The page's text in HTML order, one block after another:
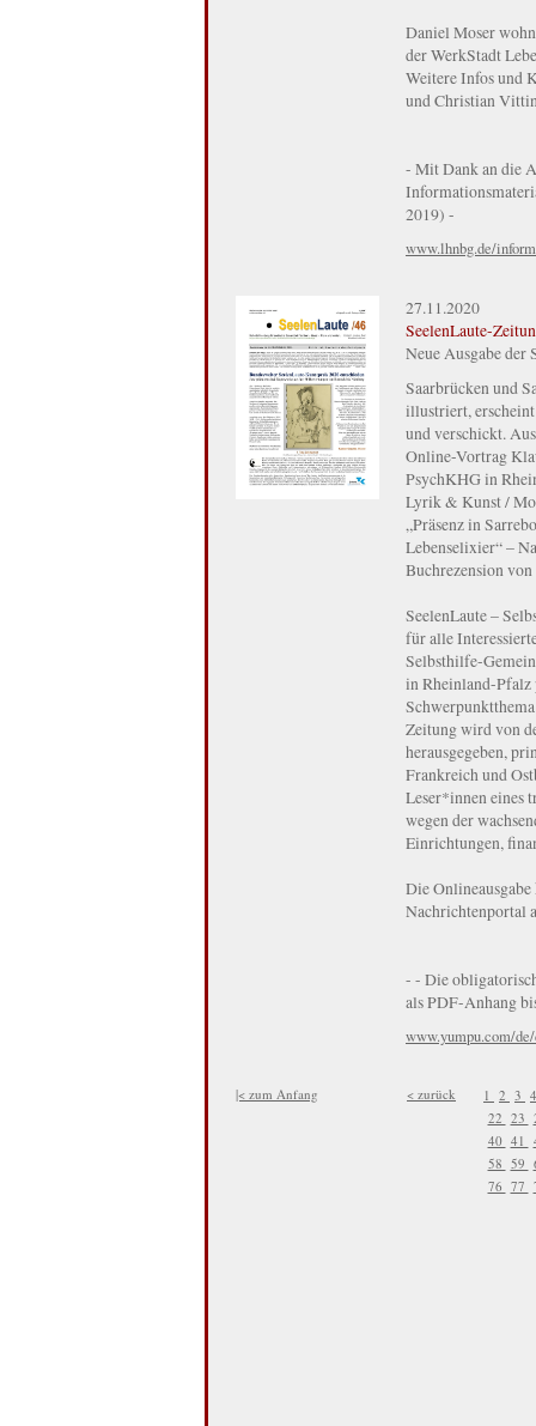
Daniel Moser
der WerkStadt
Weitere Infos und
und Christian
- Mit Dank an die
2019) -
www.lhnbg.de/
27.11.2020
SeelenLaute-
Neue Ausgabe der
Saarbrücken und
illustriert,
und verschickt.
Online-Vortrag
PsychKHG in
Lyrik & Kunst /
„Präsenz in
Lebenselixier“ –
Buchrezension
SeelenLaute –
für alle
Selbsthilfe-
in Rheinland-Pfalz
Zeitung wird von
herausgegeben,
Frankreich und
Leser*innen eines
wegen der
Einrichtungen,
Die
Nachrichtenportal
- - Die
als PDF-Anhang
www.yumpu.com/
|< zum Anfang < zurück 1 2 3
22 23
40 41
58 59
76 77